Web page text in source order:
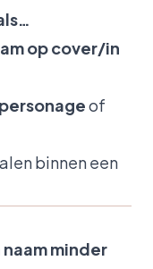
op cover/in
of
binnen een
minder